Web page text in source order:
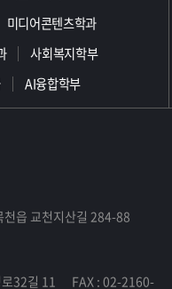
미디어콘텐츠학과
사회복지학부
AI융합학부
천읍 교천지산길 284-88
로32길 11 FAX : 02-2160-